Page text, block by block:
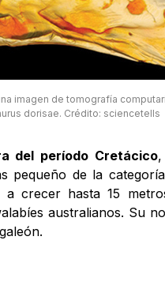
imagen de tomografía
dorisae. Crédito: sciencetells
del período Cretácico,
pequeño de la
crecer hasta 15
australianos. Su